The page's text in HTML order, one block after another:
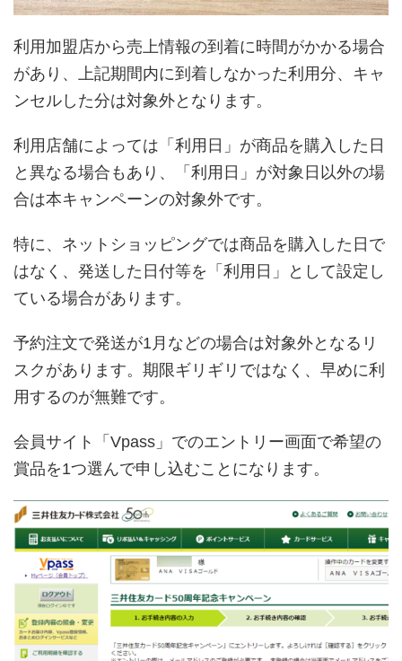
利用加盟店から売上情報の到着に時間がかかる場合
があり、上記期間内に到着しなかった利用分、キャ
ンセルした分は対象外となります。
利用店舗によっては「利用日」が商品を購入した日
と異なる場合もあり、「利用日」が対象日以外の場
合は本キャンペーンの対象外です。
特に、ネットショッピングでは商品を購入した日で
はなく、発送した日付等を「利用日」として設定し
ている場合があります。
予約注文で発送が1月などの場合は対象外となるリ
スクがあります。期限ギリギリではなく、早めに利
用するのが無難です。
会員サイト「Vpass」でのエントリー画面で希望の
賞品を1つ選んで申し込むことになります。